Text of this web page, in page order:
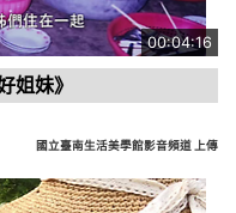
00:04:16
姐妹》
國立臺南生活美學館影音頻道 上傳